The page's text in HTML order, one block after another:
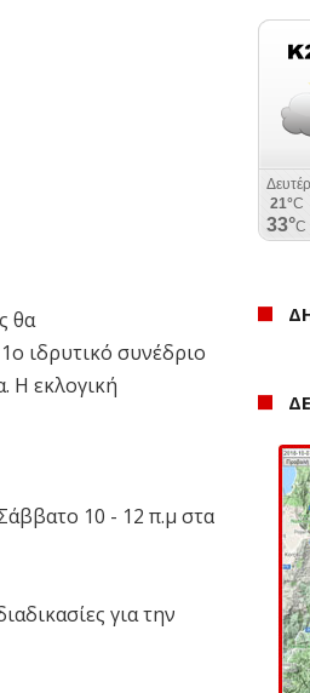
θα
ιδρυτικό συνέδριο
Η εκλογική
10 - 12 π.μ στα
για την